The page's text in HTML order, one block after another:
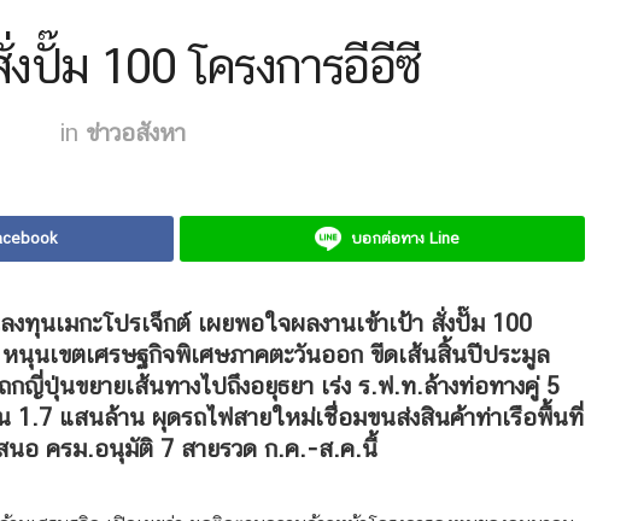
งปั๊ม 100 โครงการอีอีซี
in ข่าวอสังหา
บอกต่อทาง Line
ทุนเมกะโปรเจ็กต์ เผยพอใจผลงานเข้าเป้า สั่งปั๊ม 100
นุนเขตเศรษฐกิจพิเศษภาคตะวันออก ขีดเส้นสิ้นปีประมูล
ญี่ปุ่นขยายเส้นทางไปถึงอยุธยา เร่ง ร.ฟ.ท.ล้างท่อทางคู่ 5
1.7 แสนล้าน ผุดรถไฟสายใหม่เชื่อมขนส่งสินค้าท่าเรือพื้นที่
นอ ครม.อนุมัติ 7 สายรวด ก.ค.-ส.ค.นี้